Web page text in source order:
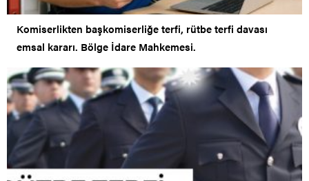
Komiserlikten başkomiserliğe terfi, rütbe terfi davası
emsal kararı. Bölge İdare Mahkemesi.